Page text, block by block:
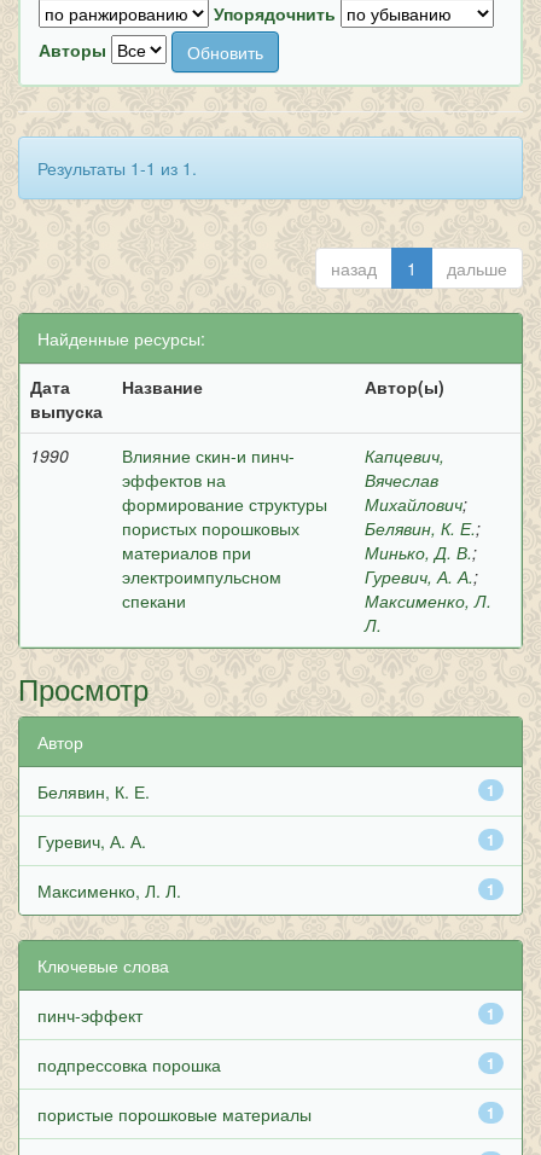
Упорядочнить
Авторы
Результаты 1-1 из 1.
назад 1 дальше
Найденные ресурсы:
Дата
выпуска
Название Автор(ы)
1990
Влияние скин-и пинч-
эффектов на
формирование структуры
пористых порошковых
материалов при
электроимпульсном
спекани
Капцевич,
Вячеслав
Михайлович;
Белявин, К. Е.;
Минько, Д. В.;
Гуревич, А. А.;
Максименко, Л.
Л.
Просмотр
Автор
1
Белявин, К. Е.
1
Гуревич, А. А.
1
Максименко, Л. Л.
Ключевые слова
1
пинч-эффект
1
подпрессовка порошка
1
пористые порошковые материалы